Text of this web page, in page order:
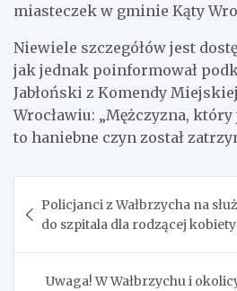
miasteczek w gminie Kąty
Niewiele szczegółów jest
jak jednak poinformował
Jabłoński z Komendy
Wrocławiu: „Mężczyzna,
to haniebne czyn został
wpisu
Policjanci z Wałbrzycha na
do szpitala dla rodzącej kobiety
Uwaga! W Wałbrzychu i